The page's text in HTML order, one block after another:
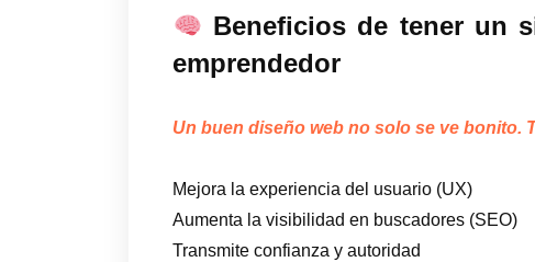
Beneficios de tener un
emprendedor
Un buen diseño web no solo se ve bonito.
Mejora la experiencia del usuario (UX)
Aumenta la visibilidad en buscadores (SEO)
Transmite confianza y autoridad